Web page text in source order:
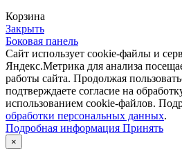
Корзина
Закрыть
Боковая панель
Сайт использует cookie-файлы и
Яндекс.Метрика для анализа
работы сайта. Продолжая
подтверждаете согласие на
использованием cookie-файлов.
обработки персональных данных.
Подробная информация Подробная
Принять
×